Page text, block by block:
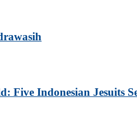
Five Indonesian Jesuits